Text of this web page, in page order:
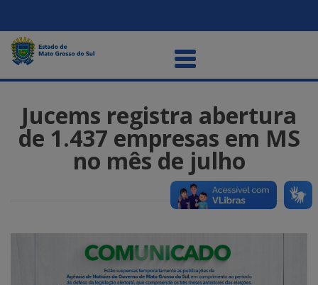
Jucems registra abertura
de 1.437 empresas em MS
no mês de julho